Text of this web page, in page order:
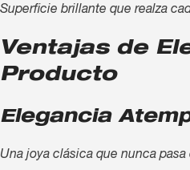
Superficie brillante que realza
Ventajas de
Producto
Elegancia
Una joya clásica que nunca pasa